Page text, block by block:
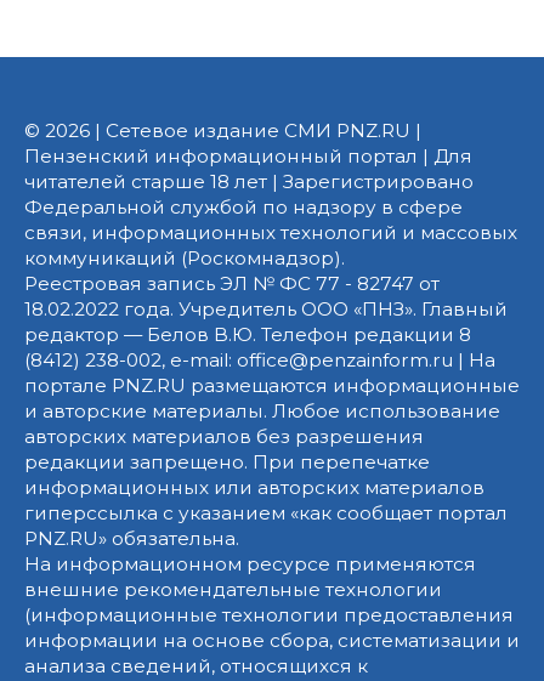
© 2026 | Сетевое издание СМИ PNZ.RU |
Пензенский информационный портал | Для
читателей старше 18 лет | Зарегистрировано
Федеральной службой по надзору в сфере
связи, информационных технологий и массовых
коммуникаций (Роскомнадзор).
Реестровая запись ЭЛ № ФС 77 - 82747 от
18.02.2022 года. Учредитель ООО «ПНЗ». Главный
редактор — Белов В.Ю. Телефон редакции 8
(8412) 238-002, e-mail: office@penzainform.ru | На
портале PNZ.RU размещаются информационные
и авторские материалы. Любое использование
авторских материалов без разрешения
редакции запрещено. При перепечатке
информационных или авторских материалов
гиперссылка с указанием «как сообщает портал
PNZ.RU» обязательна.
На информационном ресурсе применяются
внешние рекомендательные технологии
(информационные технологии предоставления
информации на основе сбора, систематизации и
анализа сведений, относящихся к